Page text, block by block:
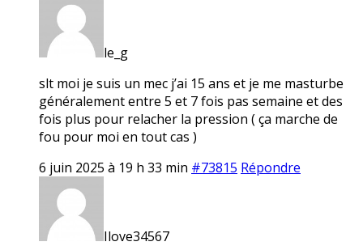
le_g
slt moi je suis un mec j’ai 15 ans et je me masturbe
généralement entre 5 et 7 fois pas semaine et des
fois plus pour relacher la pression ( ça marche de
fou pour moi en tout cas )
6 juin 2025 à 19 h 33 min #73815 Répondre
Ilove34567